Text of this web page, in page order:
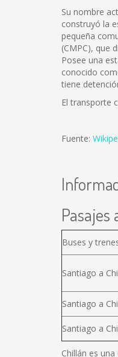
Su nombre
construyó la
pequeña
(CMPC), que
Posee una
conocido
tiene
El transporte
Fuente:
Buses y
Santiago a
Santiago a
Santiago a
Chillán es